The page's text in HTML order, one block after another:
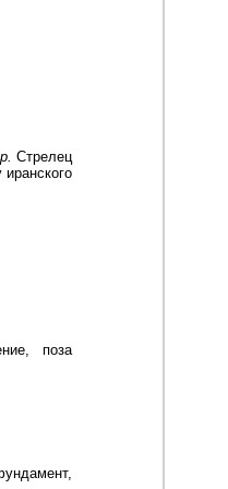
Стрелец
поза